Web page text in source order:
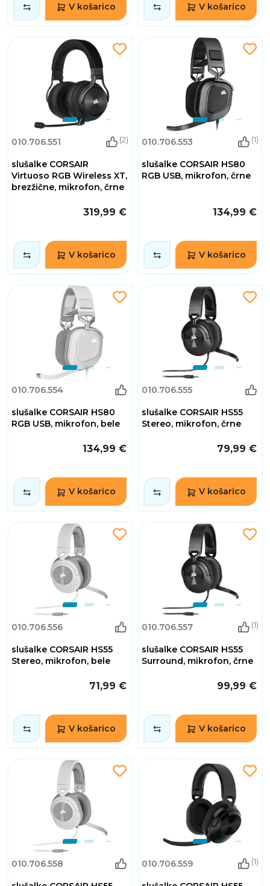
V košarico V košarico
010.706.551 (2)
slušalke CORSAIR
Virtuoso RGB Wireless XT,
brezžične, mikrofon, črne
319,99 €
V košarico
010.706.553 (1)
slušalke CORSAIR HS80
RGB USB, mikrofon, črne
134,99 €
V košarico
010.706.554
slušalke CORSAIR HS80
RGB USB, mikrofon, bele
134,99 €
V košarico
010.706.555
slušalke CORSAIR HS55
Stereo, mikrofon, črne
79,99 €
V košarico
010.706.556
slušalke CORSAIR HS55
Stereo, mikrofon, bele
71,99 €
V košarico
010.706.557 (1)
slušalke CORSAIR HS55
Surround, mikrofon, črne
99,99 €
V košarico
010.706.558 010.706.559 (1)